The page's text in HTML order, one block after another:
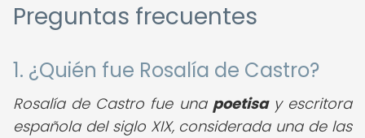
Preguntas frecuentes
1. ¿Quién fue Rosalía de Castro?
Rosalía de Castro fue una poetisay escritora
española del siglo XIX, considerada una de las